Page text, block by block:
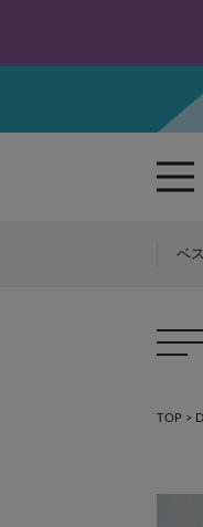
ベ
TOP >